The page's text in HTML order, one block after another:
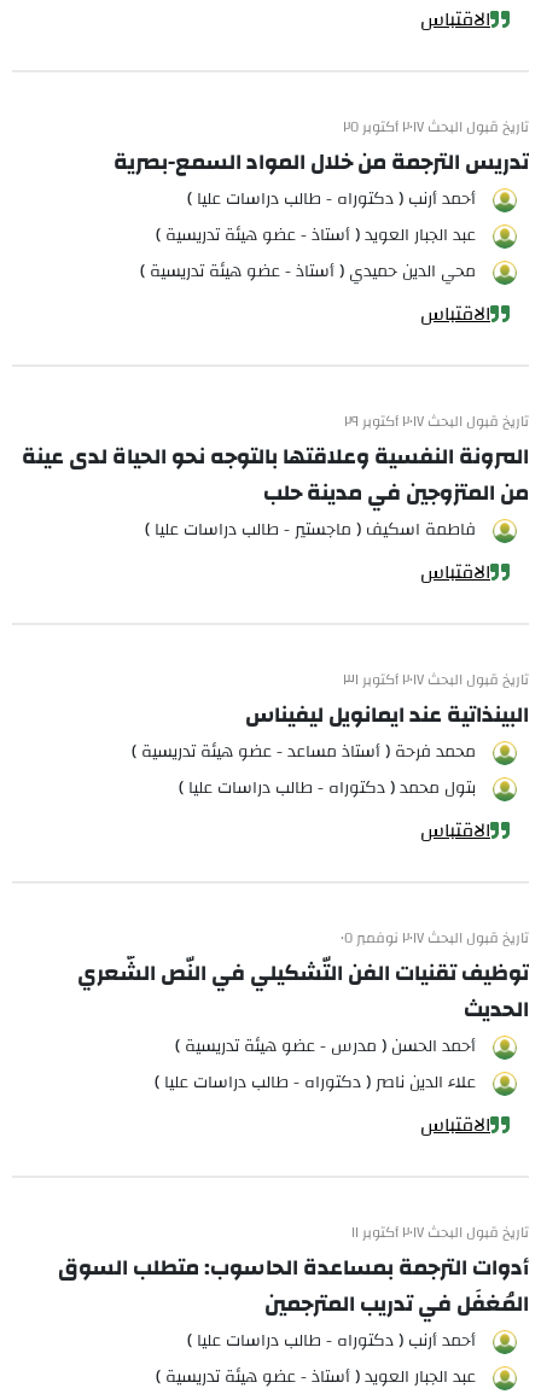
الاقتباس
تاريخ قبول البحث ٢٠١٧ أكتوبر ٢٥
تدريس الترجمة من خلال المواد السمع-بصرية
أحمد أرنب ( دكتوراه - طالب دراسات عليا )
عبد الجبار العويد ( أستاذ - عضو هيئة تدريسية )
محي الدين حميدي ( أستاذ - عضو هيئة تدريسية )
الاقتباس
تاريخ قبول البحث ٢٠١٧ أكتوبر ٢٩
المرونة النفسية وعلاقتها بالتوجه نحو الحياة لدى عينة
من المتزوجين في مدينة حلب
فاطمة اسكيف ( ماجستير - طالب دراسات عليا )
الاقتباس
تاريخ قبول البحث ٢٠١٧ أكتوبر ٣١
البينذاتية عند ايمانويل ليفيناس
محمد فرحة ( أستاذ مساعد - عضو هيئة تدريسية )
بتول محمد ( دكتوراه - طالب دراسات عليا )
الاقتباس
تاريخ قبول البحث ٢٠١٧ نوفمبر ٠٥
توظيف تقنيات الفن التّشكيلي في النّص الشّعري
الحديث
أحمد الحسن ( مدرس - عضو هيئة تدريسية )
علاء الدين ناصر ( دكتوراه - طالب دراسات عليا )
الاقتباس
تاريخ قبول البحث ٢٠١٧ أكتوبر ١١
أدوات الترجمة بمساعدة الحاسوب: متطلب السوق
المُغفَل في تدريب المترجمين
أحمد أرنب ( دكتوراه - طالب دراسات عليا )
عبد الجبار العويد ( أستاذ - عضو هيئة تدريسية )